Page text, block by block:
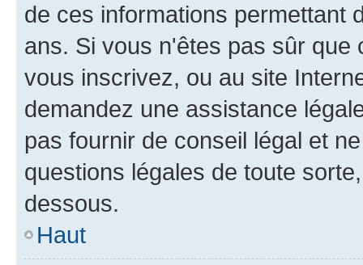
de ces informations permettant
ans. Si vous n'êtes pas sûr
vous inscrivez, ou au site
demandez une assistance
pas fournir de conseil légal et
questions légales de toute
dessous.
Haut